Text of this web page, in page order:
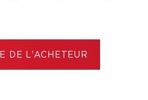
DE L'ACHETEUR